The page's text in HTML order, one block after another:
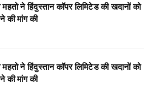
ने हिंदुस्तान कॉपर लिमिटेड की खदानों को
की मांग की
ने हिंदुस्तान कॉपर लिमिटेड की खदानों को
की मांग की